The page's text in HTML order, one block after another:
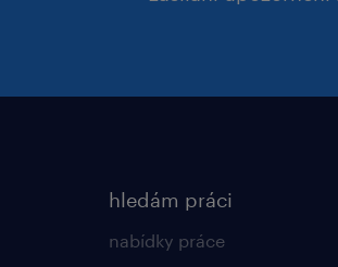
hledám práci
nabídky práce